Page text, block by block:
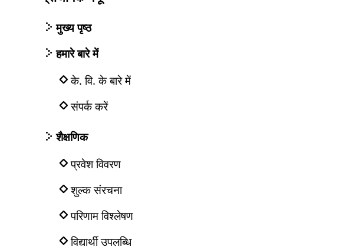
मुख्य पृष्ठ
हमारे बारे में
के. वि. के बारे में
संपर्क करें
शैक्षणिक
प्रवेश विवरण
शुल्क संरचना
परिणाम विश्लेषण
विद्यार्थी उपलब्धि